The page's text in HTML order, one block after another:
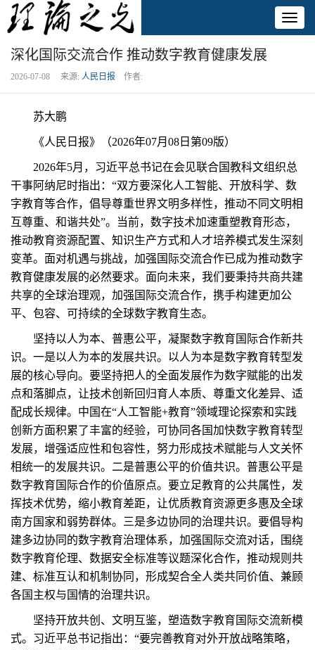
深化国际交流合作 推动数字教育健康发展
2026-07-08 来源: 人民日报 作者:
苏大鹏
《人民日报》（2026年07月08日第09版）
2026年5月，习近平总书记在会见联合国教科文组织总
干事阿纳尼时指出：“双方要深化人工智能、开放科学、数
字教育等合作，倡导尊重世界文明多样性，推动不同文明相
互尊重、和谐共处”。当前，数字技术加速重塑教育形态，
推动教育资源配置、知识生产方式和人才培养模式发生深刻
变革。面对机遇与挑战，加强国际交流合作已成为推动数字
教育健康发展的必然要求。面向未来，我们要秉持共商共建
共享的全球治理观，加强国际交流合作，携手构建更加公
平、包容、可持续的全球数字教育生态。
坚持以人为本、普惠公平，凝聚数字教育国际合作新共
识。一是以人为本的发展共识。以人为本是数字教育转型发
展的核心导向。要坚持把人的全面发展作为数字赋能的出发
点和落脚点，让技术创新回归育人本质、尊重文化差异、适
配成长规律。中国在“人工智能+教育”领域理论探索和实践
创新方面积累了丰富的经验，可协同各国加快数字教育转型
发展，增强适应性和包容性，努力形成技术赋能与人文关怀
相统一的发展共识。二是普惠公平的价值共识。普惠公平是
数字教育国际合作的价值原点。要立足教育的公共属性，发
挥技术优势，缩小教育差距，让优质教育资源更多惠及全球
南方国家和弱势群体。三是多边协同的治理共识。要倡导构
建多边协同的数字教育治理体系，加强国际交流对话，围绕
数字教育伦理、数据安全标准等议题深化合作，推动规则共
建、标准互认和机制协同，形成契合全人类共同价值、兼顾
各国主权与国情的治理共识。
坚持开放共创、文明互鉴，塑造数字教育国际交流新模
式。习近平总书记指出：“要完善教育对外开放战略策略，